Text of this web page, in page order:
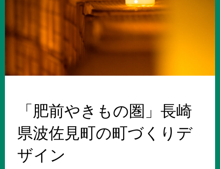
「肥前やきもの圏」長崎
県波佐見町の町づくりデ
ザイン